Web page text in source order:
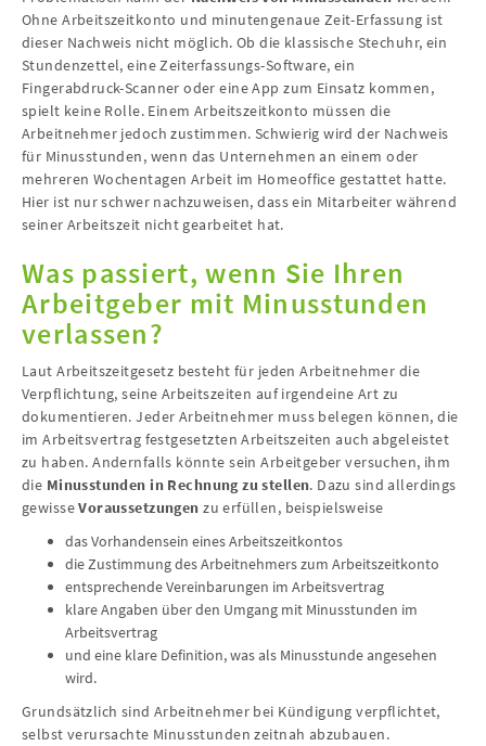
Ohne Arbeitszeitkonto und minutengenaue Zeit-Erfassung ist
dieser Nachweis nicht möglich. Ob die klassische Stechuhr, ein
Stundenzettel, eine Zeiterfassungs-Software, ein
Fingerabdruck-Scanner oder eine App zum Einsatz kommen,
spielt keine Rolle. Einem Arbeitszeitkonto müssen die
Arbeitnehmer jedoch zustimmen. Schwierig wird der Nachweis
für Minusstunden, wenn das Unternehmen an einem oder
mehreren Wochentagen Arbeit im Homeoffice gestattet hatte.
Hier ist nur schwer nachzuweisen, dass ein Mitarbeiter während
seiner Arbeitszeit nicht gearbeitet hat.
Was passiert, wenn Sie Ihren
Arbeitgeber mit Minusstunden
verlassen?
Laut Arbeitszeitgesetz besteht für jeden Arbeitnehmer die
Verpflichtung, seine Arbeitszeiten auf irgendeine Art zu
dokumentieren. Jeder Arbeitnehmer muss belegen können, die
im Arbeitsvertrag festgesetzten Arbeitszeiten auch abgeleistet
zu haben. Andernfalls könnte sein Arbeitgeber versuchen, ihm
die Minusstunden in Rechnung zu stellen. Dazu sind allerdings
gewisseVoraussetzungen zu erfüllen, beispielsweise
das Vorhandensein eines Arbeitszeitkontos
die Zustimmung des Arbeitnehmers zum Arbeitszeitkonto
entsprechende Vereinbarungen im Arbeitsvertrag
klare Angaben über den Umgang mit Minusstunden im
Arbeitsvertrag
und eine klare Definition, was als Minusstunde angesehen
wird.
Grundsätzlich sind Arbeitnehmer bei Kündigung verpflichtet,
selbst verursachte Minusstunden zeitnah abzubauen.